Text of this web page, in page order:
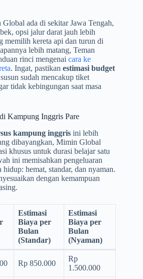
ada di sekitar Jawa Tengah,
opsi jalur darat jauh lebih
memilih kereta api dan turun di
lebih matang, Teman
rinci mengenai cara ke
. Ingat, pastikan estimasi budget
sudah mencakup tiket
tidak kebingungan saat masa
Kampung Inggris Pare
kampung inggris ini lebih
dibayangkan, Mimin Global
khusus untuk durasi belajar satu
ini memisahkan pengeluaran
hemat, standar, dan nyaman.
dengan kemampuan
Estimasi
Biaya per
Bulan
(Standar)
Estimasi
Biaya per
Bulan
(Nyaman)
Rp 850.000
Rp
1.500.000